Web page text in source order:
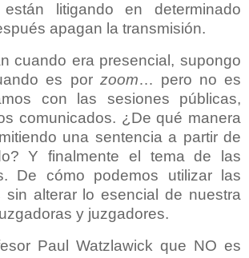
litigando en determinado
apagan la transmisión.
cuando era presencial, supongo
es por zoom… pero no es
con las sesiones públicas,
comunicados. ¿De qué manera
una sentencia a partir de
Y finalmente el tema de las
De cómo podemos utilizar las
sin alterar lo esencial de nuestra
y juzgadores.
Paul Watzlawick que NO es